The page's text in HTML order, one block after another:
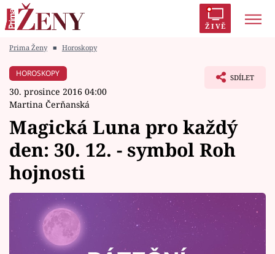
ŽIVĚ
Módní alarm
Témata
Celebrity
Vztahy
Seriály
Prima Ženy ■ Horoskopy
HOROSKOPY
30. prosince 2016 04:00
Martina Čerňanská
SDÍLET
Magická Luna pro každý
den: 30. 12. - symbol Roh
hojnosti